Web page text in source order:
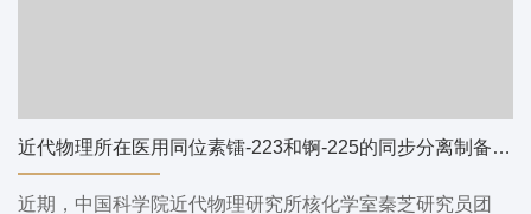
近代物理所在医用同位素镭-223和锕-225的同步分离制备方面获得重要进展
近期，中国科学院近代物理研究所核化学室秦芝研究员团